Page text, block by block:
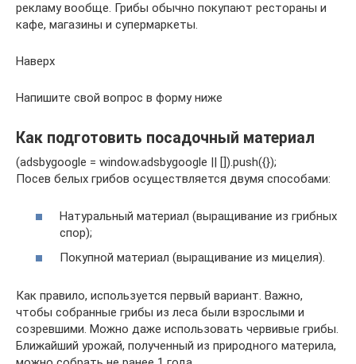
рекламу вообще. Грибы обычно покупают рестораны и
кафе, магазины и супермаркеты.
Наверх
Напишите свой вопрос в форму ниже
Как подготовить посадочный материал
(adsbygoogle = window.adsbygoogle || []).push({});
Посев белых грибов осуществляется двумя способами:
Натуральный материал (выращивание из грибных
спор);
Покупной материал (выращивание из мицелия).
Как правило, используется первый вариант. Важно,
чтобы собранные грибы из леса были взрослыми и
созревшими. Можно даже использовать червивые грибы.
Ближайший урожай, полученный из природного материла,